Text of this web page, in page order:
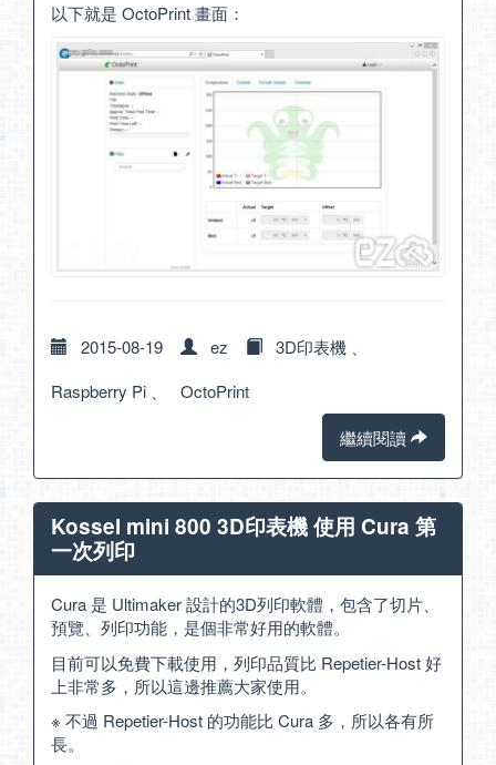
以下就是 OctoPrint 畫面：
2015-08-19 ez 3D印表機
Raspberry Pi
OctoPrint
繼續閱讀
Kossel mini 800 3D印表機 使用 Cura 第
一次列印
Cura 是 Ultimaker 設計的3D列印軟體，包含了切片、
預覽、列印功能，是個非常好用的軟體。
目前可以免費下載使用，列印品質比 Repetier-Host 好
上非常多，所以這邊推薦大家使用。
※ 不過 Repetier-Host 的功能比 Cura 多，所以各有所
長。